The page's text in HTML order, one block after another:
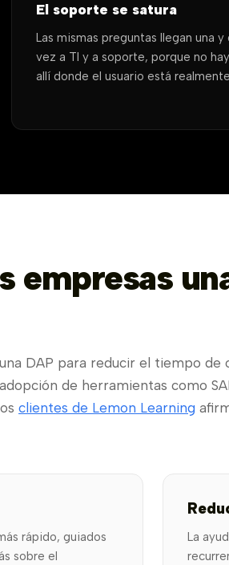
El soporte se satura
Las mismas preguntas llegan una y
vez a TI y a soporte, porque no
allí donde el usuario está
empresas
DAP para reducir el tiempo de
de herramientas como
clientes de Lemon Learning
rápido, guiados
sobre el
La